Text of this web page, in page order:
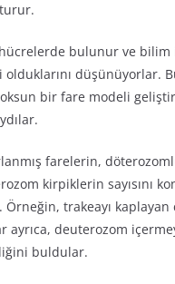
bulunur ve
düşünüyorlar.
bir fare modeli
farelerin,
kirpiklerin sayısını
Örneğin, trakeayı
ayrıca, deuterozom
buldular.